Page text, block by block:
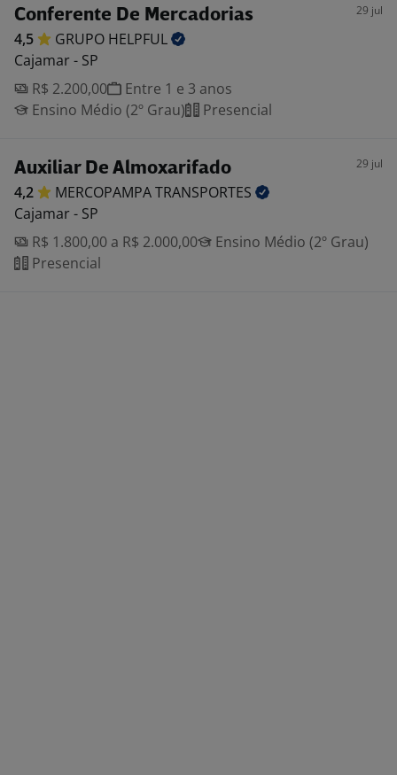
Conferente De Mercadorias 29 jul
4,5 GRUPO HELPFUL
Cajamar - SP
R$ 2.200,00
Entre 1 e 3 anos
Ensino Médio (2º Grau)
Presencial
Auxiliar De Almoxarifado 29 jul
4,2 MERCOPAMPATRANSPORTES
Cajamar - SP
R$ 1.800,00 a R$ 2.000,00
Ensino Médio (2º Grau)
Presencial